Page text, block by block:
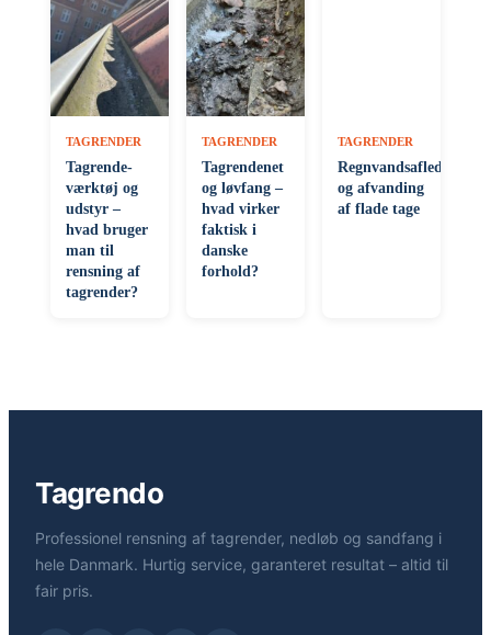
TAGRENDER
Tagrende-
værktøj og
udstyr –
hvad bruger
man til
rensning af
tagrender?
TAGRENDER
Tagrendenet
og løvfang –
hvad virker
faktisk i
danske
forhold?
TAGRENDER
Regnvandsafledning
og afvanding
af flade tage
Tagrendo
Professionel rensning af tagrender, nedløb og sandfang i
hele Danmark. Hurtig service, garanteret resultat – altid til
fair pris.